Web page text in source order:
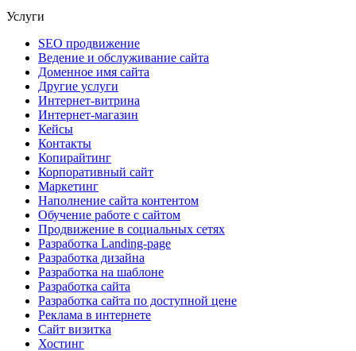
Услуги
SEO продвижение
Ведение и обслуживание сайта
Доменное имя сайта
Другие услуги
Интернет-витрина
Интернет-магазин
Кейсы
Контакты
Копирайтинг
Корпоративный сайт
Маркетинг
Наполнение сайта контентом
Обучение работе с сайтом
Продвижение в социальных сетях
Разработка Landing-page
Разработка дизайна
Разработка на шаблоне
Разработка сайта
Разработка сайта по доступной цене
Реклама в интернете
Сайт визитка
Хостинг